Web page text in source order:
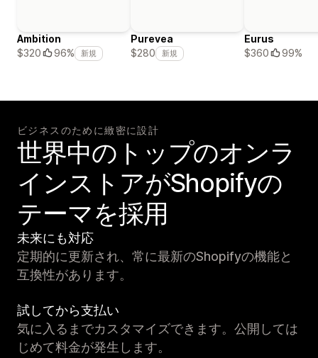
Ambition
$320
96% 新規
Purevea
$280
新規
Eurus
$360
99%
ビジネスのために緻密に設計
世界中のトップのオンラ
インストアがShopifyの
テーマを採用
未来にも対応
定期的に更新され、常に最新のShopifyの機能と
互換性があります。
試してから支払い
気に入るまでカスタマイズできます。公開しては
じめて料金が発生します。